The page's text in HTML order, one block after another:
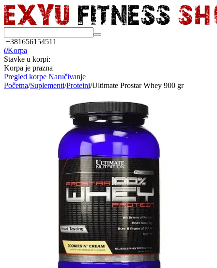
+381656154511
0Korpa
Stavke u korpi:
Korpa je prazna
Pregled korpe Naručivanje
Početna/Suplementi/Proteini/Ultimate Prostar Whey 900 gr